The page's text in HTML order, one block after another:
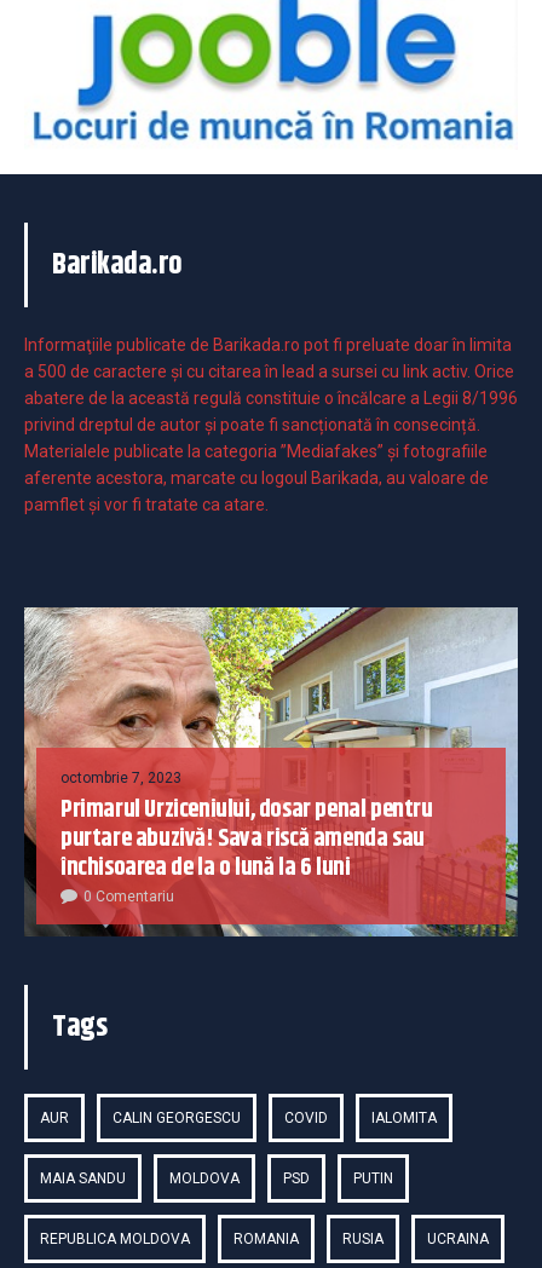
Barikada.ro
Informaţiile publicate de Barikada.ro pot fi preluate doar în limita
a 500 de caractere şi cu citarea în lead a sursei cu link activ. Orice
abatere de la această regulă constituie o încălcare a Legii 8/1996
privind dreptul de autor și poate fi sancționată în consecință.
Materialele publicate la categoria ”Mediafakes” și fotografiile
aferente acestora, marcate cu logoul Barikada, au valoare de
pamflet și vor fi tratate ca atare.
octombrie 7, 2023
Primarul Urziceniului, dosar penal pentru
purtare abuzivă! Sava riscă amenda sau
închisoarea de la o lună la 6 luni
0 Comentariu
Tags
AUR CALIN GEORGESCU COVID IALOMITA
MAIA SANDU MOLDOVA PSD PUTIN
REPUBLICA MOLDOVA ROMANIA RUSIA UCRAINA